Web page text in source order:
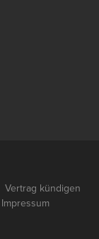
Vertrag kündigen
Impressum